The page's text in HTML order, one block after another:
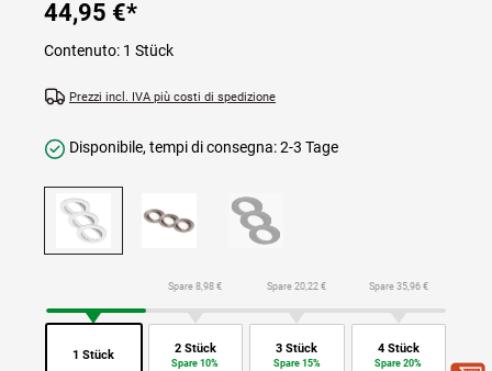
44,95 €*
Contenuto: 1 Stück
Prezzi incl. IVA più costi di spedizione
Disponibile, tempi di consegna: 2-3 Tage
1 Stück
Spare 8,98 €
2 Stück
Spare 10%
Spare 20,22 €
3 Stück
Spare 15%
Spare 35,96 €
4 Stück
Spare 20%